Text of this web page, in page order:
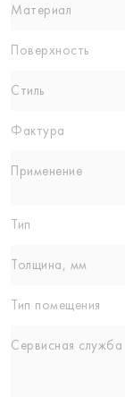
Материал
Поверхность
Стиль
Фактура
Применение
Тип
Толщина, мм
Тип помещения
Сервисная служба